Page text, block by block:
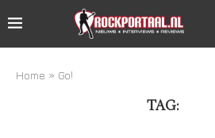
Home » Go!
TAG: